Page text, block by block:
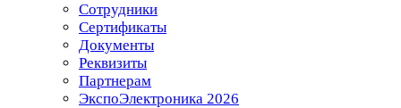
Сотрудники
Сертификаты
Документы
Реквизиты
Партнерам
ЭкспоЭлектроника 2026